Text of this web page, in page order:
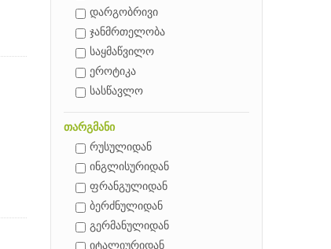
დარგობრივი
ჯანმრთელობა
საყმაწვილო
ეროტიკა
სასწავლო
თარგმანი
რუსულიდან
ინგლისურიდან
ფრანგულიდან
ბერძნულიდან
გერმანულიდან
იტალიურიდან